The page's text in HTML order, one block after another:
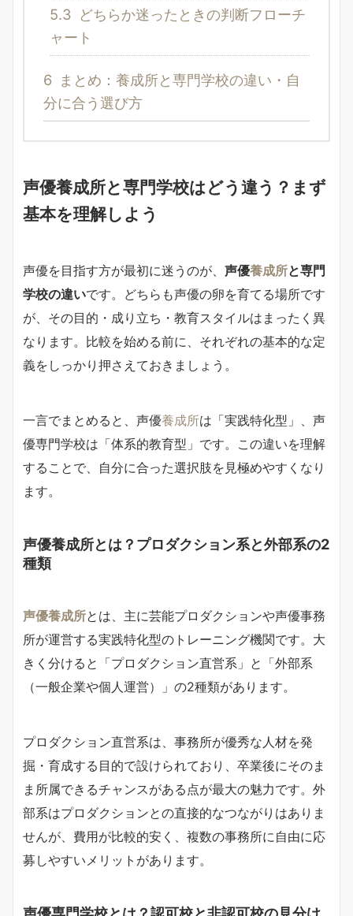
5.3 どちらか迷ったときの判断フローチ
ャート
6
まとめ：養成所と専門学校の違い・自
分に合う選び方
声優養成所と専門学校はどう違う？まず
基本を理解しよう
声優を目指す方が最初に迷うのが、 声優養成所と専門
学校の違いです。どちらも声優の卵を育てる場所です
が、その目的・成り立ち・教育スタイルはまったく異
なります。比較を始める前に、それぞれの基本的な定
義をしっかり押さえておきましょう。
一言でまとめると、声優養成所は「実践特化型」、声
優専門学校は「体系的教育型」です。この違いを理解
することで、自分に合った選択肢を見極めやすくなり
ます。
声優養成所とは？プロダクション系と外部系の2
種類
声優養成所とは、主に芸能プロダクションや声優事務
所が運営する実践特化型のトレーニング機関です。大
きく分けると「プロダクション直営系」と「外部系
（一般企業や個人運営）」の2種類があります。
プロダクション直営系は、事務所が優秀な人材を発
掘・育成する目的で設けられており、卒業後にそのま
ま所属できるチャンスがある点が最大の魅力です。外
部系はプロダクションとの直接的なつながりはありま
せんが、費用が比較的安く、複数の事務所に自由に応
募しやすいメリットがあります。